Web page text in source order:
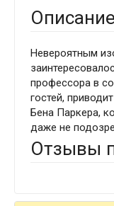
Описание
Невероятным
профессора в
гостей,
Бена Паркера,
даже не
Отзывы